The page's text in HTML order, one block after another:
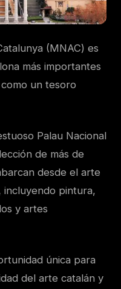
(MNAC) es
más importantes
un tesoro
Palau Nacional
de más de
desde el arte
incluyendo pintura,
y artes
única para
del arte catalán y